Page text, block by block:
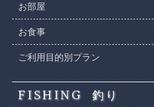
お部屋
お食事
ご利用目的別プラン
FISHING 釣り